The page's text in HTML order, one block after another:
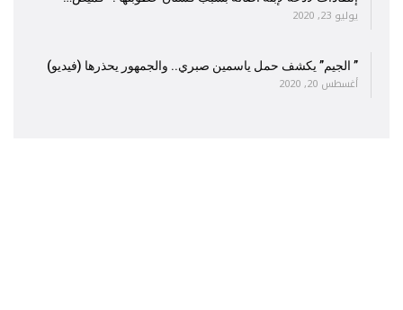
يوليو 23, 2020
” الجيم” يكشف حمل ياسمين صبري.. والجمهور يحذرها (فيديو)
أغسطس 20, 2020